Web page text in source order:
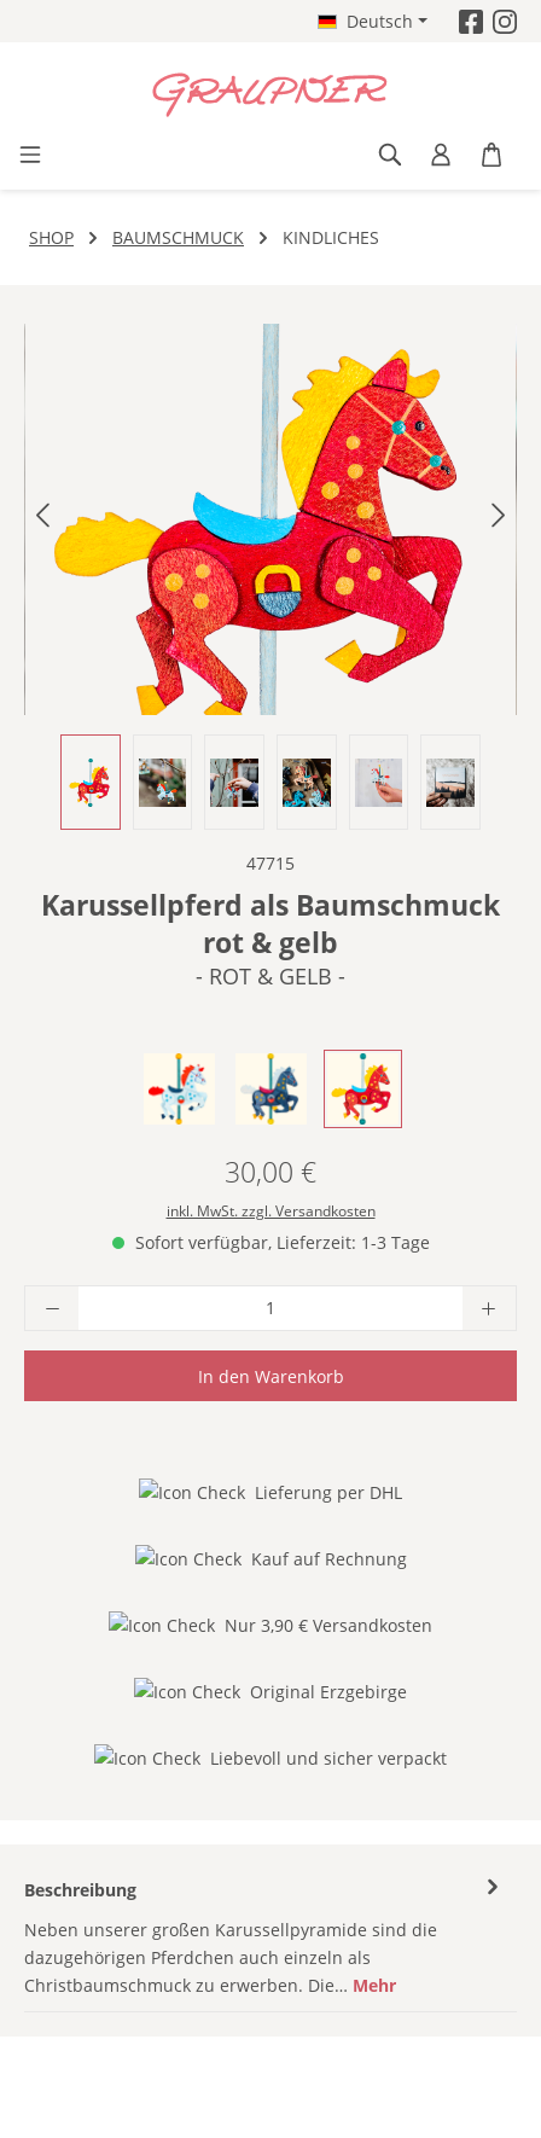
Deutsch
SHOP BAUMSCHMUCK KINDLICHES
47715
Karussellpferd als Baumschmuck
rot & gelb
- ROT & GELB -
- BLAU & ROT -- DUNKELBLAU -- ROT & GELB -
Regulärer Preis:
30,00 €
inkl. MwSt. zzgl. Versandkosten
Sofort verfügbar, Lieferzeit: 1-3 Tage
Produkt Anzahl: Gib den gewünschten
In den Warenkorb
Lieferung per DHL
Kauf auf Rechnung
Nur 3,90 € Versandkosten
Original Erzgebirge
Liebevoll und sicher verpackt
Beschreibung
Neben unserer großen Karussellpyramide sind die
dazugehörigen Pferdchen auch einzeln als
Christbaumschmuck zu erwerben. Die… Mehr